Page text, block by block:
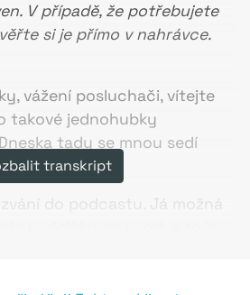
V případě, že potřebujete
si je přímo v nahrávce.
vážení posluchači, vítejte
takové jednohubky
tady se mnou sedí
do podcastu. Já možná
transkript